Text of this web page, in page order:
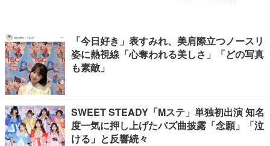
「今日好き」表すみれ、美肩際立つノースリ
姿に熱視線「心奪われる美しさ」「どの写真
も素敵」
SWEET STEADY「Mステ」単独初出演 知名
度一気に押し上げたバズ曲披露「念願」「泣
ける」と反響続々